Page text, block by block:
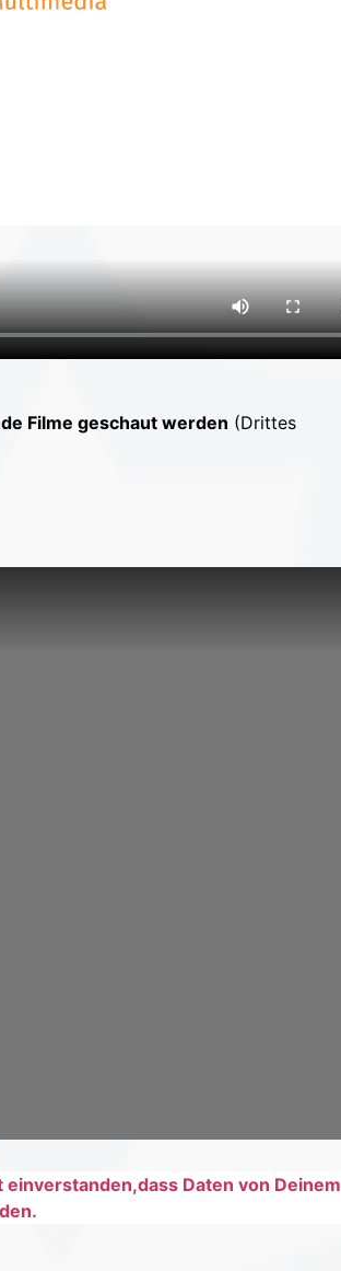
Filme geschaut werden (Drittes
Daten von Deinem